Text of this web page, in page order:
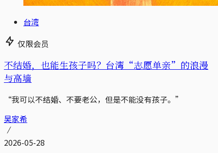
台湾
仅限会员
不结婚，也能生孩子吗？台湾“志愿单亲”的浪漫
与高墙
“我可以不结婚、不要老公，但是不能没有孩子。”
吴家希
2026-05-28